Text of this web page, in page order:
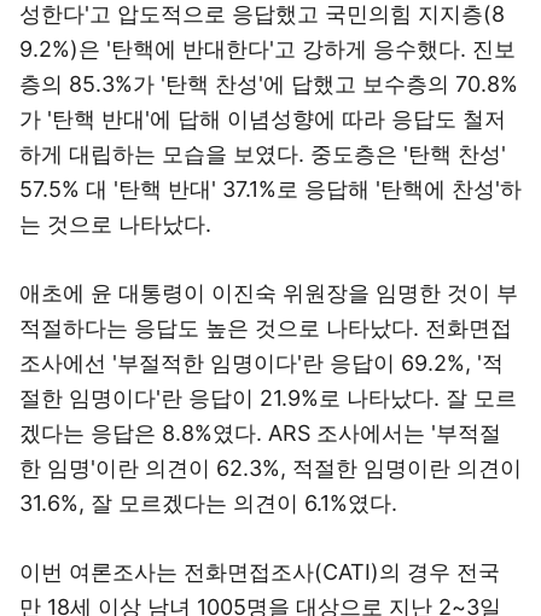
성한다'고 압도적으로 응답했고 국민의힘 지지층(8
9.2%)은 '탄핵에 반대한다'고 강하게 응수했다. 진보
층의 85.3%가 '탄핵 찬성'에 답했고 보수층의 70.8%
가 '탄핵 반대'에 답해 이념성향에 따라 응답도 철저
하게 대립하는 모습을 보였다. 중도층은 '탄핵 찬성'
57.5% 대 '탄핵 반대' 37.1%로 응답해 '탄핵에 찬성'하
는 것으로 나타났다.
애초에 윤 대통령이 이진숙 위원장을 임명한 것이 부
적절하다는 응답도 높은 것으로 나타났다. 전화면접
조사에선 '부절적한 임명이다'란 응답이 69.2%, '적
절한 임명이다'란 응답이 21.9%로 나타났다. 잘 모르
겠다는 응답은 8.8%였다. ARS 조사에서는 '부적절
한 임명'이란 의견이 62.3%, 적절한 임명이란 의견이
31.6%, 잘 모르겠다는 의견이 6.1%였다.
이번 여론조사는 전화면접조사(CATI)의 경우 전국
만 18세 이상 남녀 1005명을 대상으로 지난 2~3일